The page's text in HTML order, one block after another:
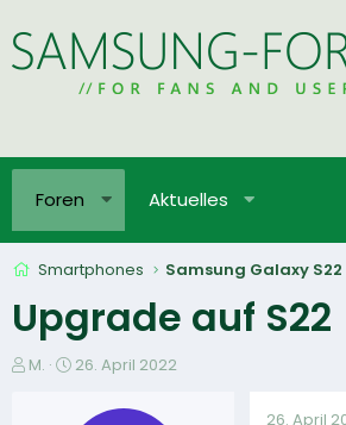
Foren Aktuelles
Smartphones Samsung Galaxy S22
Upgrade auf S22
E
M.
E
26. April 2022
26. April